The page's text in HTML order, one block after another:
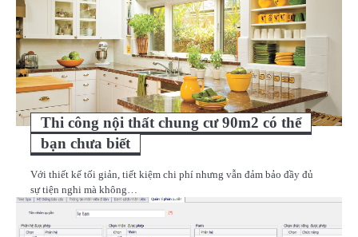
Thi công nội thất chung cư 90m2 có thể
bạn chưa biết
Với thiết kế tối giản, tiết kiệm chi phí nhưng vẫn đảm bảo đầy đủ
sự tiện nghi mà không…